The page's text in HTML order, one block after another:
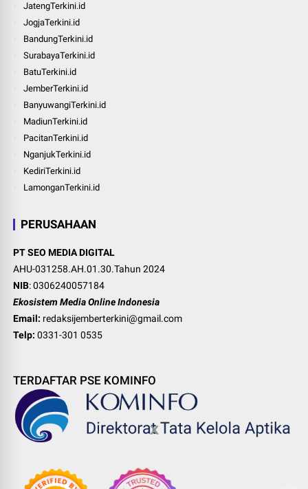
JatengTerkini.id
JogjaTerkini.id
BandungTerkini.id
SurabayaTerkini.id
BatuTerkini.id
JemberTerkini.id
BanyuwangiTerkini.id
MadiunTerkini.id
PacitanTerkini.id
NganjukTerkini.id
KediriTerkini.id
LamonganTerkini.id
PERUSAHAAN
PT SEO MEDIA DIGITAL
AHU-031258.AH.01.30.Tahun 2024
NIB: 0306240057184
Ekosistem Media Online Indonesia
Email: redaksijemberterkini@gmail.com
Telp: 0331-301 0535
TERDAFTAR PSE KOMINFO